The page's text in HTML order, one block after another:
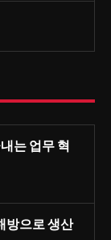
는 업무 혁
방으로 생산